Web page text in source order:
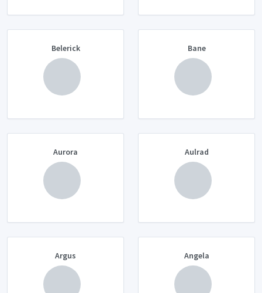
Belerick Bane
Aurora Aulrad
Argus Angela